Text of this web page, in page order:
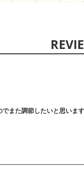
また調節したいと思います